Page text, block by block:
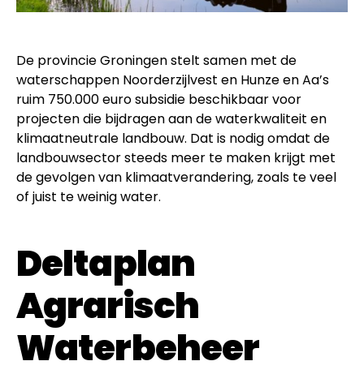
De provincie Groningen stelt samen met de
waterschappen Noorderzijlvest en Hunze en Aa’s
ruim 750.000 euro subsidie beschikbaar voor
projecten die bijdragen aan de waterkwaliteit en
klimaatneutrale landbouw. Dat is nodig omdat de
landbouwsector steeds meer te maken krijgt met
de gevolgen van klimaatverandering, zoals te veel
of juist te weinig water.
Deltaplan
Agrarisch
Waterbeheer